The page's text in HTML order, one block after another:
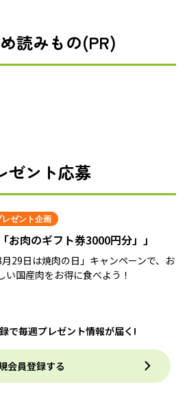
読みもの(PR)
ゼント応募
レゼント企画
「お肉のギフト券3000円分」」
8月29日は焼肉の日」キャンペーンで、お
い国産肉をお得に食べよう！
で毎週プレゼント情報が届く!
会員登録する